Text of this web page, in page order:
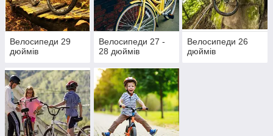
Велосипеди 29
дюймів
Велосипеди 27 -
28 дюймів
Велосипеди 26
дюймів